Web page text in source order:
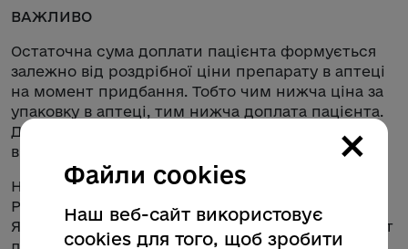
ВАЖЛИВО
Остаточна сума доплати пацієнта формується
залежно від роздрібної ціни препарату в аптеці
на момент придбання. Тобто чим нижча ціна за
упаковку в аптеці, тим нижча доплата пацієнта.
Держава свою частку в усіх випадках
відшкодовує незмінно.
Наприклад, для Ксарелто 20 мг № 28 (МНН
Ривароксабан) держава відшкодовує 509,61 грн.
Якщо препарат коштує близько 1019 грн, пацієнт
×
Файли cookies
Наш веб-сайт використовує
cookies для того, щоб зробити